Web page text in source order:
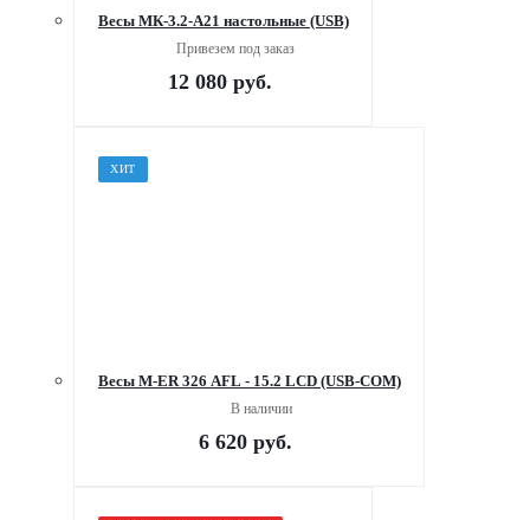
Весы МК-3.2-А21 настольные (USB)
Привезем под заказ
12 080руб.
ХИТ
Весы M-ER 326 AFL - 15.2 LCD (USB-COM)
В наличии
6 620 руб.